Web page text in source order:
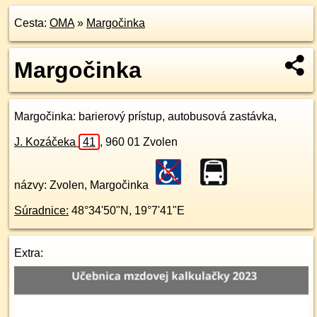
Cesta: OMA» Margočinka
Margočinka
Margočinka: barierový prístup, autobusová zastávka,
J. Kozáčeka 41 , 960 01 Zvolen
názvy: Zvolen, Margočinka
Súradnice: 48°34'50"N , 19°7'41"E
Extra: